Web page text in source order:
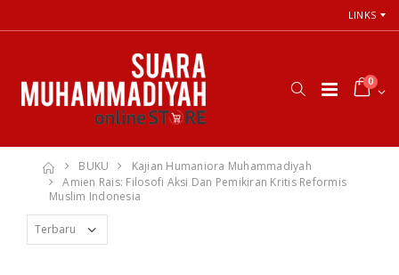
LINKS
0
BUKU
Kajian Humaniora Muhammadiyah
Amien Rais: Filosofi Aksi Dan Pemikiran Kritis Reformis
Muslim Indonesia